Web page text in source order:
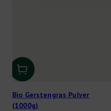
Bio Gerstengras Pulver
(1000g)